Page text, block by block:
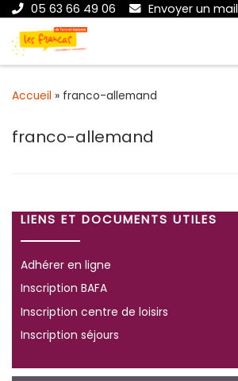
05 63 66 49 06
Envoyer un mail
Passer au contenu
Accueil » franco-allemand
franco-allemand
LIENS ET DOCUMENTS UTILES
Adhérer en ligne
Inscription BAFA
Inscription centre de loisirs
Inscription séjours